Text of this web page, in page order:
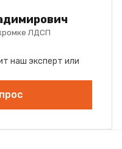
ЛДСП
наш эксперт или